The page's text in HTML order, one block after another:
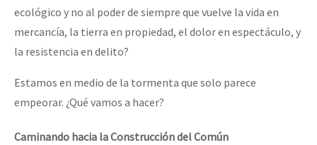
ecológico y no al poder de siempre que vuelve la vida en
mercancía, la tierra en propiedad, el dolor en espectáculo, y
la resistencia en delito?
Estamos en medio de la tormenta que solo parece
empeorar. ¿Qué vamos a hacer?
Caminando hacia la Construcción del Común